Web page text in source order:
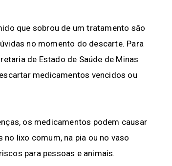
que sobrou de um tratamento são
no momento do descarte. Para
de Estado de Saúde de Minas
medicamentos vencidos ou
os medicamentos podem causar
lixo comum, na pia ou no vaso
para pessoas e animais.